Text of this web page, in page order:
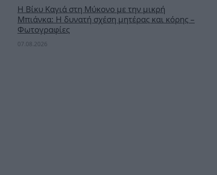
Η Βίκυ Καγιά στη Μύκονο με την μικρή
Μπιάνκα: Η δυνατή σχέση μητέρας και κόρης –
Φωτογραφίες
07.08.2026